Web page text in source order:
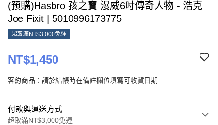
(預購)Hasbro 孩之寶 漫威6吋傳奇人物 - 浩克
Joe Fixit | 5010996173775
超取滿NT$3,000免運
NT$1,450
客約商品：請於結帳時在備註欄位填寫可收貨日期
付款與運送方式
超取滿NT$3,000免運